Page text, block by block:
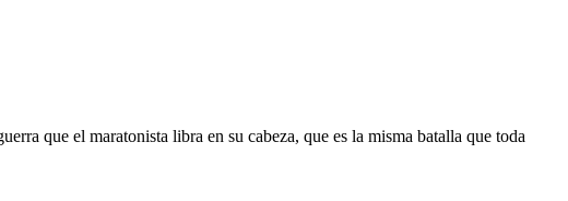
que el maratonista libra en su cabeza, que es la misma batalla que toda